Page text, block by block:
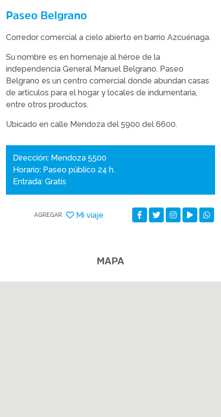
Paseo Belgrano
Corredor comercial a cielo abierto en barrio Azcuénaga.
Su nombre es en homenaje al héroe de la
independencia General Manuel Belgrano. Paseo
Belgrano es un centro comercial donde abundan casas
de artículos para el hogar y locales de indumentaria,
entre otros productos.
Ubicado en calle Mendoza del 5900 del 6600.
Dirección: Mendoza 5500
Horario: Paseo público 24 h.
Entrada: Gratis
AGREGAR Mi viaje
MAPA